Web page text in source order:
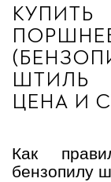
Купить
штиль
цена и
Как
бензопилу